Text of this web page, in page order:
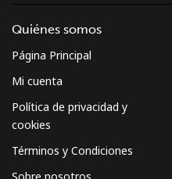
Quiénes somos
Página Principal
Mi cuenta
Política de privacidad y
cookies
Términos y Condiciones
Sobre nosotros